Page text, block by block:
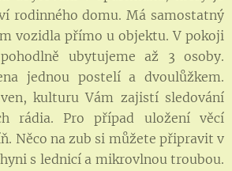
rodinného domu. Má samostatný
vozidla přímo u objektu. V pokoji
ubytujeme až 3 osoby.
jednou postelí a dvoulůžkem.
kulturu Vám zajistí sledování
rádia. Pro případ uložení věcí
Něco na zub si můžete připravit v
s lednicí a mikrovlnou troubou.